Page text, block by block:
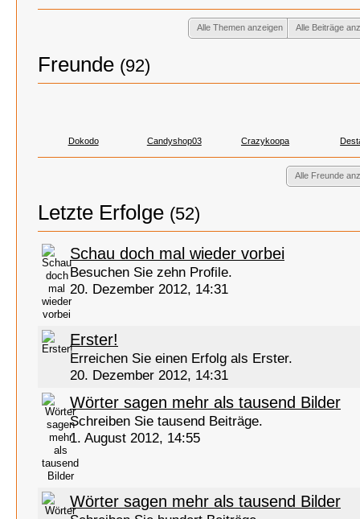
Alle Beiträge
Alle Themen anzeigen
Freunde (92)
Dokodo Candyshop03 Crazykoopa
Alle Freunde
Letzte Erfolge (52)
Schau doch mal wieder vorbei
Besuchen Sie zehn Profile.
20. Dezember 2012, 14:31
Erster!
Erreichen Sie einen Erfolg als Erster.
20. Dezember 2012, 14:31
Wörter sagen mehr als tausend Bilder
Schreiben Sie tausend Beiträge.
1. August 2012, 14:55
Wörter sagen mehr als tausend Bilder